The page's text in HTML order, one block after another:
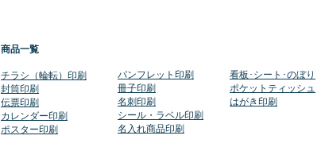
商品一覧
​チラシ（輪転）印刷
封筒印刷
伝票印刷
​カレンダー印刷
​ポスター印刷
​パンフレット印刷
冊子印刷
名刺印刷
シール・ラベル印刷
​名入れ商品印刷
​看板･シート･のぼり
ポケットティッシュ
​はがき印刷